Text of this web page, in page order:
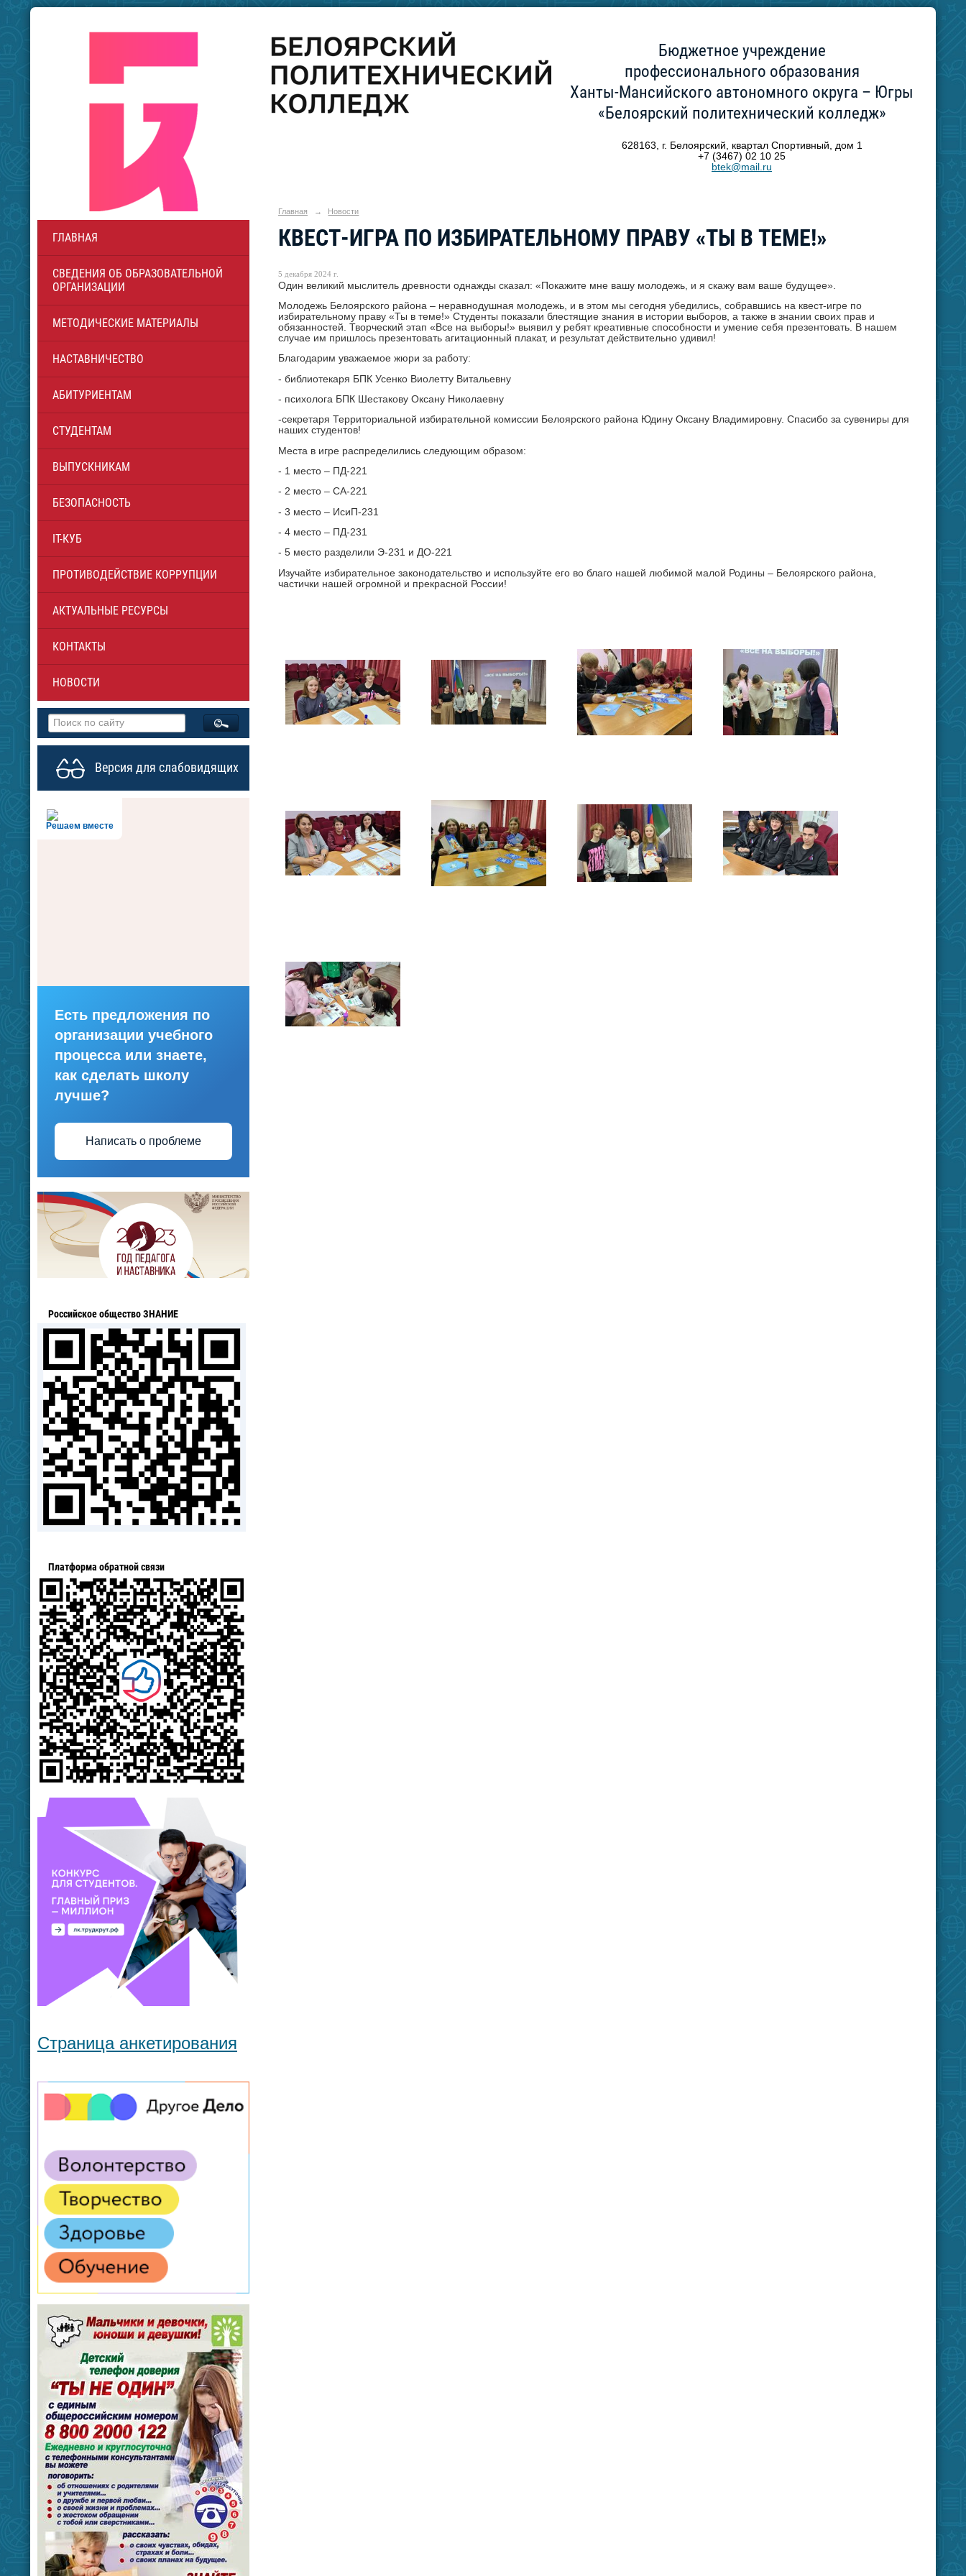
ГЛАВНАЯ
СВЕДЕНИЯ ОБ ОБРАЗОВАТЕЛЬНОЙ
ОРГАНИЗАЦИИ
МЕТОДИЧЕСКИЕ МАТЕРИАЛЫ
НАСТАВНИЧЕСТВО
АБИТУРИЕНТАМ
СТУДЕНТАМ
ВЫПУСКНИКАМ
БЕЗОПАСНОСТЬ
IT-КУБ
ПРОТИВОДЕЙСТВИЕ КОРРУПЦИИ
АКТУАЛЬНЫЕ РЕСУРСЫ
КОНТАКТЫ
НОВОСТИ
Версия для слабовидящих
Решаем вместе
Есть предложения по
организации учебного
процесса или знаете,
как сделать школу
лучше?
Написать о проблеме
Российское общество ЗНАНИЕ
Платформа обратной связи
Страница анкетирования
Бюджетное учреждение
профессионального образования
Ханты-Мансийского автономного округа – Югры
«Белоярский политехнический колледж»
628163, г. Белоярский, квартал Спортивный, дом 1
+7 (3467) 02 10 25
btek@mail.ru
Главная → Новости
КВЕСТ-ИГРА ПО ИЗБИРАТЕЛЬНОМУ ПРАВУ «ТЫ В ТЕМЕ!»
5 декабря 2024 г.
Один великий мыслитель древности однажды сказал: «Покажите мне вашу молодежь, и я скажу вам ваше будущее».
Молодежь Белоярского района – неравнодушная молодежь, и в этом мы сегодня убедились, собравшись на квест-игре по
избирательному праву «Ты в теме!» Студенты показали блестящие знания в истории выборов, а также в знании своих прав и
обязанностей. Творческий этап «Все на выборы!» выявил у ребят креативные способности и умение себя презентовать. В нашем
случае им пришлось презентовать агитационный плакат, и результат действительно удивил!
Благодарим уважаемое жюри за работу:
- библиотекаря БПК Усенко Виолетту Витальевну
- психолога БПК Шестакову Оксану Николаевну
-секретаря Территориальной избирательной комиссии Белоярского района Юдину Оксану Владимировну. Спасибо за сувениры для
наших студентов!
Места в игре распределились следующим образом:
- 1 место – ПД-221
- 2 место – СА-221
- 3 место – ИсиП-231
- 4 место – ПД-231
- 5 место разделили Э-231 и ДО-221
Изучайте избирательное законодательство и используйте его во благо нашей любимой малой Родины – Белоярского района,
частички нашей огромной и прекрасной России!